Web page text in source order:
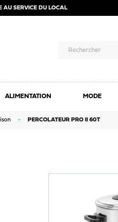
AU SERVICE DU LOCAL
ALIMENTATION MODE
PERCOLATEUR PRO II 60T